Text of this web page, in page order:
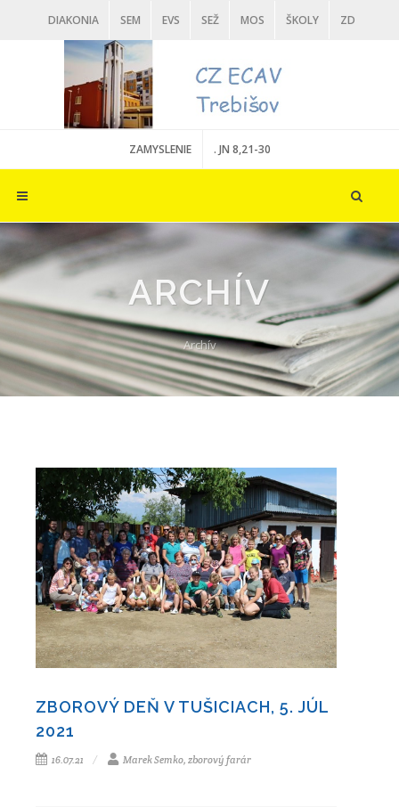
DIAKONIA SEM EVS SEŽ MOS ŠKOLY ZD
ZAMYSLENIE . JN 8,21-30
ARCHÍV
Archív
ZBOROVÝ DEŇ V TUŠICIACH, 5. JÚL
2021
16.07.21 Marek Semko, zborový farár